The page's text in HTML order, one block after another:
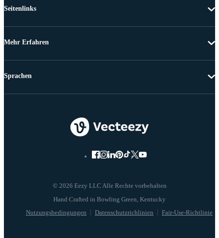
Seitenlinks
Mehr Erfahren
© 2026 Eezy LLC Alle Rechte vorbehalten
Nutzungsbedingungen Datenschutzrichlinien Fair-Use-Richtlinie
Sprachen